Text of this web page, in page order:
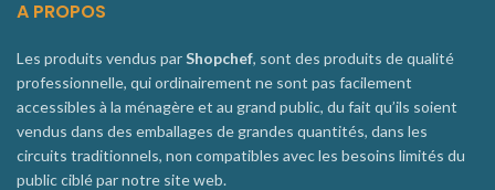
A PROPOS
Les produits vendus parShopchef, sont des produits de qualité
professionnelle, qui ordinairement ne sont pas facilement
accessibles à la ménagère et au grand public, du fait qu’ils soient
vendus dans des emballages de grandes quantités, dans les
circuits traditionnels, non compatibles avec les besoins limités du
public ciblé par notre site web.